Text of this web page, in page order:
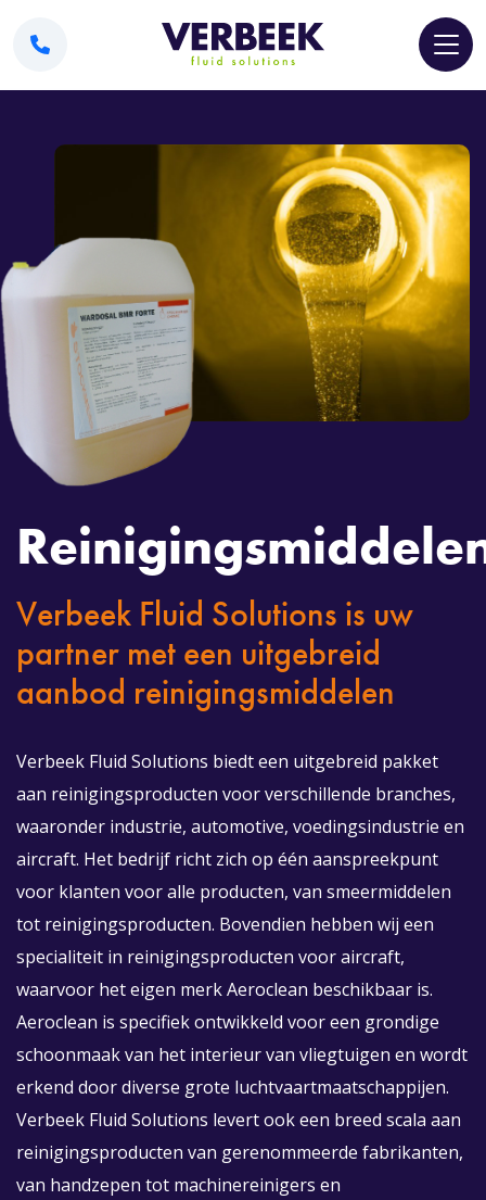
Verbeek Fluid Solutions is uw
partner met een uitgebreid
aanbod reinigingsmiddelen
Verbeek Fluid Solutions biedt een uitgebreid pakket
aan reinigingsproducten voor verschillende branches,
waaronder industrie, automotive, voedingsindustrie en
aircraft. Het bedrijf richt zich op één aanspreekpunt
voor klanten voor alle producten, van smeermiddelen
tot reinigingsproducten. Bovendien hebben wij een
specialiteit in reinigingsproducten voor aircraft,
waarvoor het eigen merk Aeroclean beschikbaar is.
Aeroclean is specifiek ontwikkeld voor een grondige
schoonmaak van het interieur van vliegtuigen en wordt
erkend door diverse grote luchtvaartmaatschappijen.
Verbeek Fluid Solutions levert ook een breed scala aan
reinigingsproducten van gerenommeerde fabrikanten,
van handzepen tot machinereinigers en